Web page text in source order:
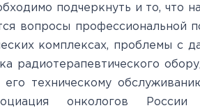
подчеркнуть и то, что
вопросы профессиональной
комплексах, проблемы с
радиотерапевтического
его техническому
онкологов